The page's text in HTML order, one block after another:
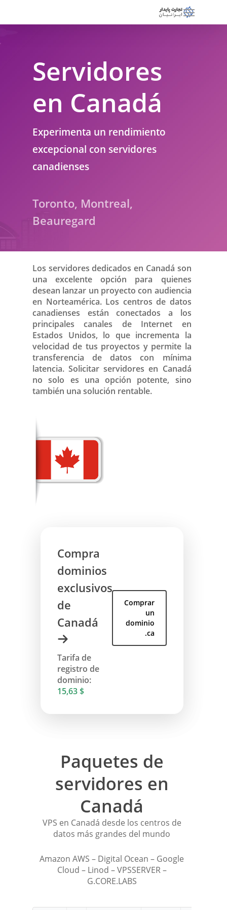
Servidores
en Canadá
Experimenta un rendimiento
excepcional con servidores
canadienses
Toronto, Montreal,
Beauregard
Los servidores dedicados en Canadá son
una excelente opción para quienes
desean lanzar un proyecto con audiencia
en Norteamérica. Los centros de datos
canadienses están conectados a los
principales canales de Internet en
Estados Unidos, lo que incrementa la
velocidad de tus proyectos y permite la
transferencia de datos con mínima
latencia. Solicitar servidores en Canadá
no solo es una opción potente, sino
también una solución rentable.
Compra
dominios
exclusivos
de
Canadá
Tarifa de
registro de
dominio:
15,63 $
Comprar
un
dominio
.ca
Paquetes de
servidores en
Canadá
VPS en Canadá desde los centros de
datos más grandes del mundo
Amazon AWS – Digital Ocean – Google
Cloud – Linod – VPSSERVER –
G.CORE.LABS